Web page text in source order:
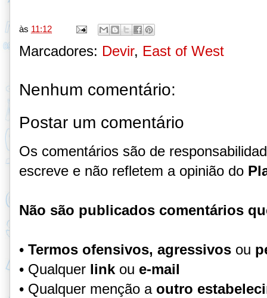
às 11:12
Marcadores: Devir, East of West
Nenhum comentário:
Postar um comentário
Os comentários são de
escreve e não refletem a opinião do
Não são publicados comentários
• Termos ofensivos, agressivos ou
• Qualquer link ou e-mail
• Qualquer menção a outro